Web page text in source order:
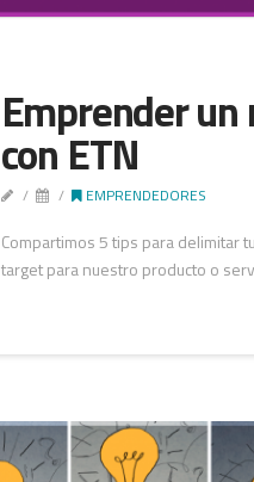
Emprender un
con ETN
EMPRENDEDORES
Compartimos 5 tips para delimitar
target para nuestro producto o